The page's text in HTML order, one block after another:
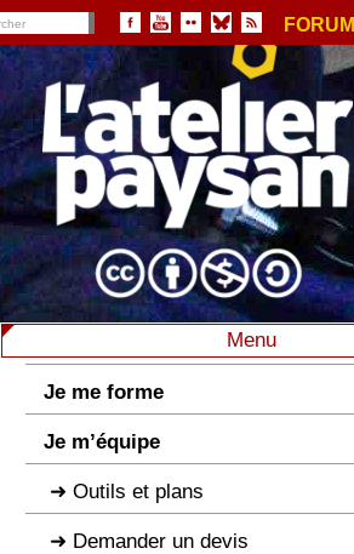
FORUM
Menu
Je me forme
Je m’équipe
Outils et plans
Demander un devis